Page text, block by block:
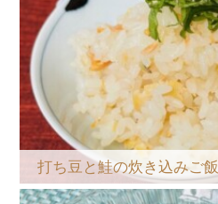
打ち豆と鮭の炊き込みご飯